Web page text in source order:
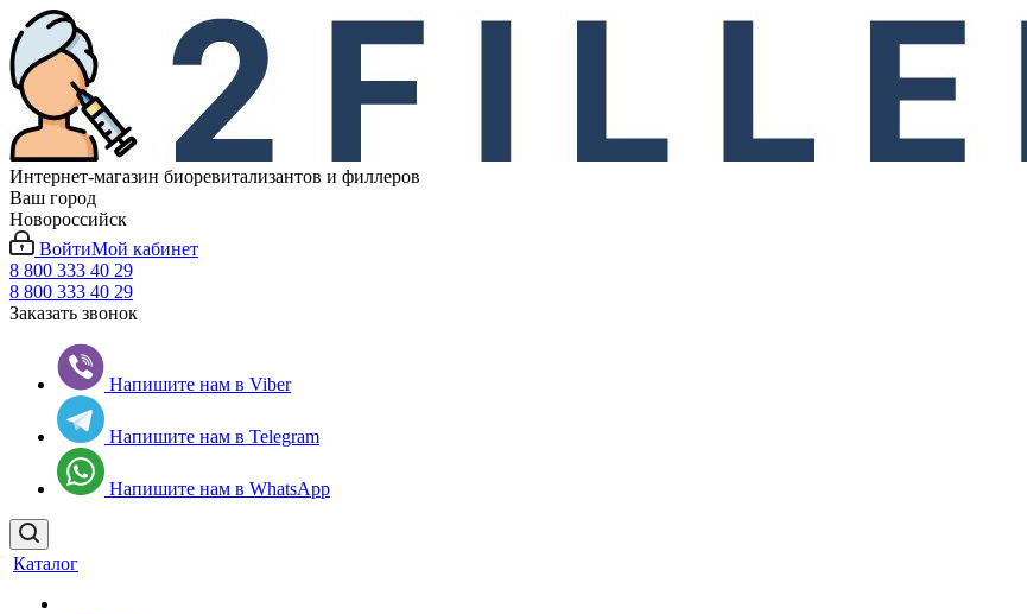
Интернет-магазин биоревитализантов и филлеров
Ваш город
Новороссийск
ВойтиМой кабинет
8 800 333 40 29
8 800 333 40 29
Заказать звонок
Напишите нам в Viber
Напишите нам в Telegram
Напишите нам в WhatsApp
Каталог